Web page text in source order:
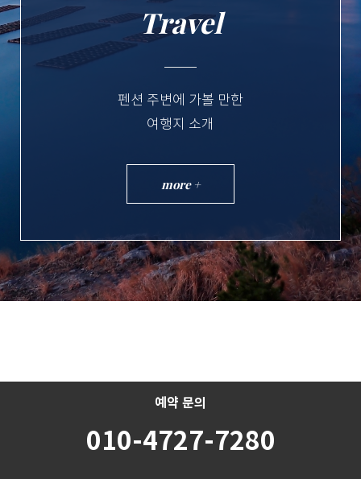
Travel
펜션 주변에 가볼 만한
여행지 소개
more +
예약 문의
010-4727-7280